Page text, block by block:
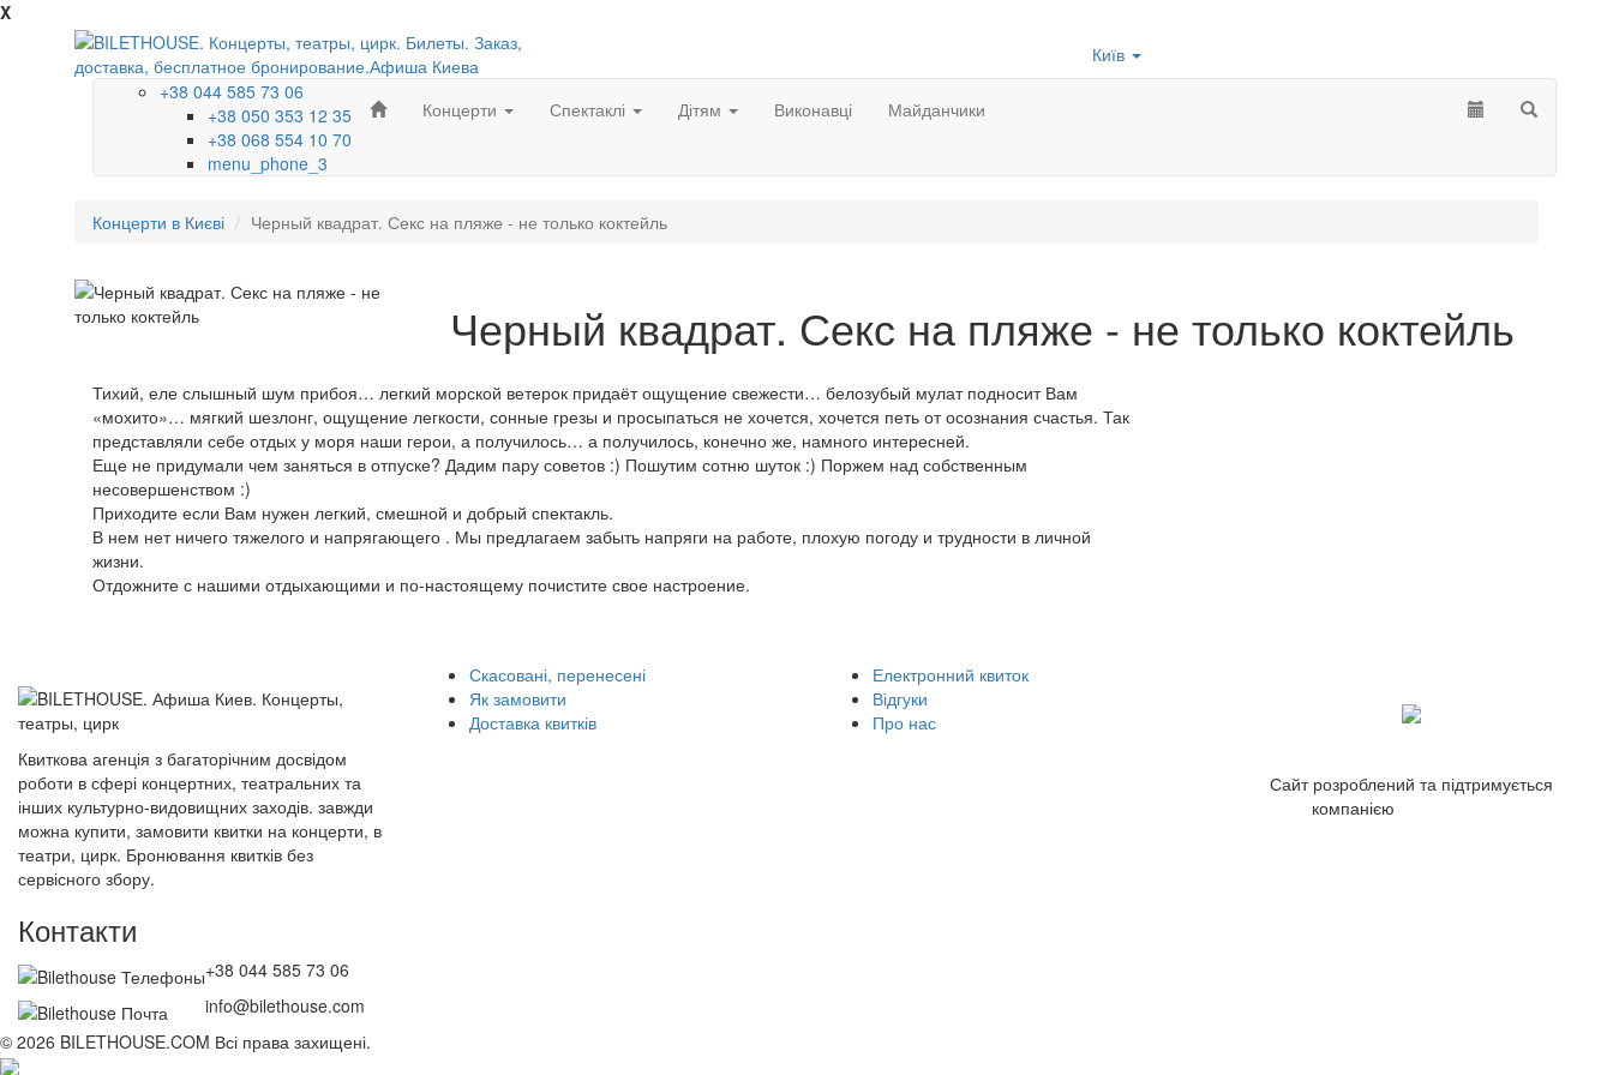
X
Київ
+38 044 585 73 06
+38 050 353 12 35
+38 068 554 10 70
menu_phone_3
Концерти Спектаклі Дітям Виконавці Майданчики
Концерти в Києві Черный квадрат. Секс на пляже - не только коктейль
Черный квадрат. Секс на пляже - не только коктейль
Тихий, еле слышный шум прибоя… легкий морской ветерок придаёт ощущение свежести… белозубый мулат подносит Вам
«мохито»… мягкий шезлонг, ощущение легкости, сонные грезы и просыпаться не хочется, хочется петь от осознания счастья. Так
представляли себе отдых у моря наши герои, а получилось… а получилось, конечно же, намного интересней.
Еще не придумали чем заняться в отпуске? Дадим пару советов :) Пошутим сотню шуток :) Поржем над собственным
несовершенством :)
Приходите если Вам нужен легкий, смешной и добрый спектакль.
В нем нет ничего тяжелого и напрягающего . Мы предлагаем забыть напряги на работе, плохую погоду и трудности в личной
жизни.
Отдожните с нашими отдыхающими и по-настоящему почистите свое настроение.
Квиткова агенція з багаторічним досвідом
роботи в сфері концертних, театральних та
інших культурно-видовищних заходів. завжди
можна купити, замовити квитки на концерти, в
театри, цирк. Бронювання квитків без
сервісного збору.
Контакти
+38 044 585 73 06
info@bilethouse.com
Скасовані, перенесені
Як замовити
Доставка квитків
Електронний квиток
Відгуки
Про нас
Сайт розроблений та підтримується
компанією
© 2026 BILETHOUSE.COM Всі права захищені.